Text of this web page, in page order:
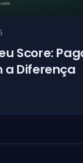
Score:
a Diferença